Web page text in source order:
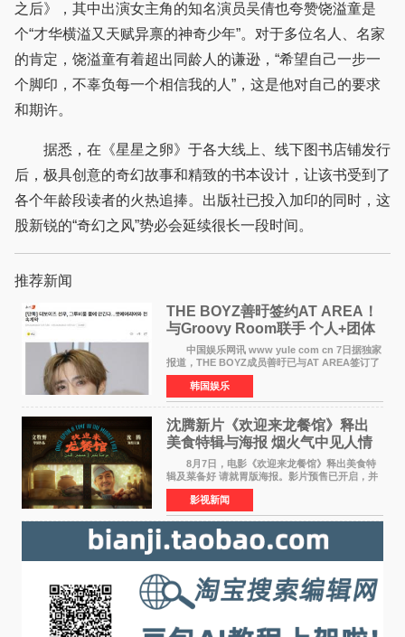
之后》，其中出演女主角的知名演员吴倩也夸赞饶溢童是
个“才华横溢又天赋异禀的神奇少年”。对于多位名人、名家
的肯定，饶溢童有着超出同龄人的谦逊，“希望自己一步一
个脚印，不辜负每一个相信我的人”，这是他对自己的要求
和期许。
据悉，在《星星之卵》于各大线上、线下图书店铺发行
后，极具创意的奇幻故事和精致的书本设计，让该书受到了
各个年龄段读者的火热追捧。出版社已投入加印的同时，这
股新锐的“奇幻之风”势必会延续很长一段时间。
推荐新闻
THE BOYZ善旴签约AT AREA！
与Groovy Room联手 个人+团体
活动并行
中国娱乐网讯 www yule com cn 7日据独家
报道，THE BOYZ成员善旴已与AT AREA签订了
专属合约。AT AREA是由知名制作人组合
Groovy Room创立的hip-hop厂牌，旗下拥有多
位实力派音乐人，在韩
韩国娱乐
沈腾新片《欢迎来龙餐馆》释出
美食特辑与海报 烟火气中见人情
温暖
8月7日，电影《欢迎来龙餐馆》释出美食特
辑及菜备好 请就胃版海报。影片预售已开启，并
将于8月8日至10日14:00-21:00举行全国超前点
映。电影《欢迎来龙餐馆》作为战争美食喜剧大
片，讲述了中国
影视新闻